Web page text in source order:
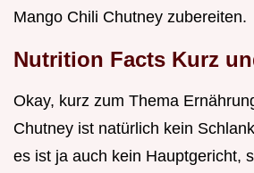
Mango Chili Chutney zubereiten.
Nutrition Facts Kurz
Okay, kurz zum Thema
Chutney ist natürlich kein
es ist ja auch kein Hauptgericht,